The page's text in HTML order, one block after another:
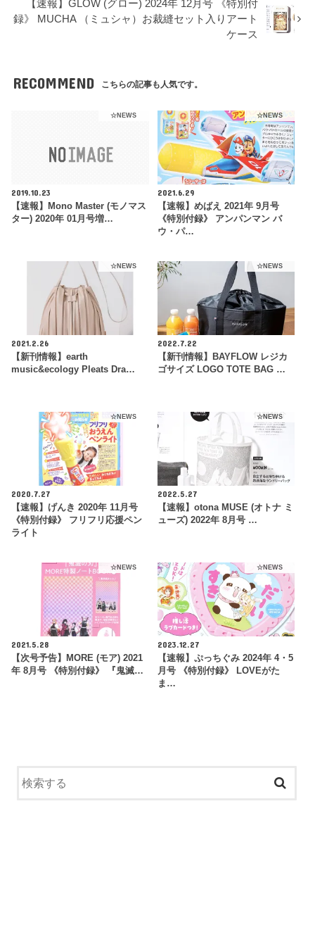
【速報】GLOW (グロー) 2024年 12月号 《特別付
録》 MUCHA （ミュシャ）お裁縫セット入りアート
ケース
RECOMMEND こちらの記事も人気です。
☆NEWS
2019.10.23
【速報】Mono Master (モノマス
ター) 2020年 01月号増…
☆NEWS
2021.6.29
【速報】めばえ 2021年 9月号
《特別付録》 アンパンマン バ
ウ・パ…
☆NEWS
2021.2.26
【新刊情報】earth
music&ecology Pleats Dra…
☆NEWS
2022.7.22
【新刊情報】BAYFLOW レジカ
ゴサイズ LOGO TOTE BAG …
☆NEWS
2020.7.27
【速報】げんき 2020年 11月号
《特別付録》 フリフリ応援ペン
ライト
☆NEWS
2022.5.27
【速報】otona MUSE (オトナ ミ
ューズ) 2022年 8月号 …
☆NEWS
2021.5.28
【次号予告】MORE (モア) 2021
年 8月号 《特別付録》 『鬼滅…
☆NEWS
2023.12.27
【速報】ぷっちぐみ 2024年 4・5
月号 《特別付録》 LOVEがた
ま…